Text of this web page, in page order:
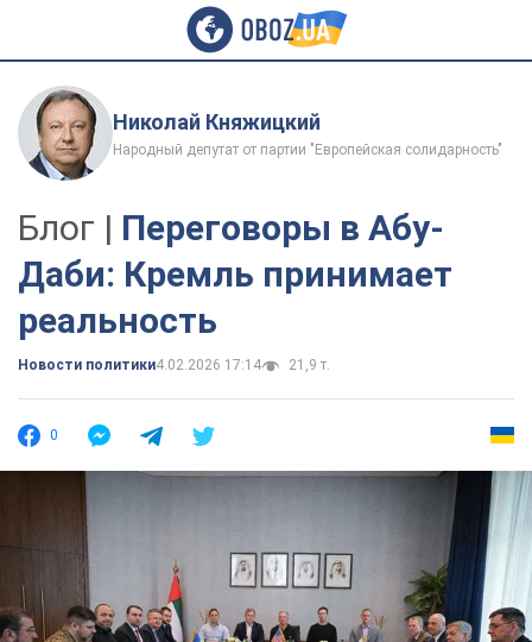
Николай Княжицкий
Народный депутат от партии "Европейская солидарность"
Блог | Переговоры в Абу-
Даби: Кремль принимает
реальность
Новости политики4.02.2026 17:14 21,9 т.
0